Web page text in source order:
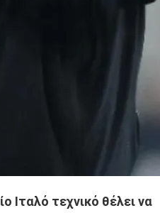
Ιταλό τεχνικό θέλει να